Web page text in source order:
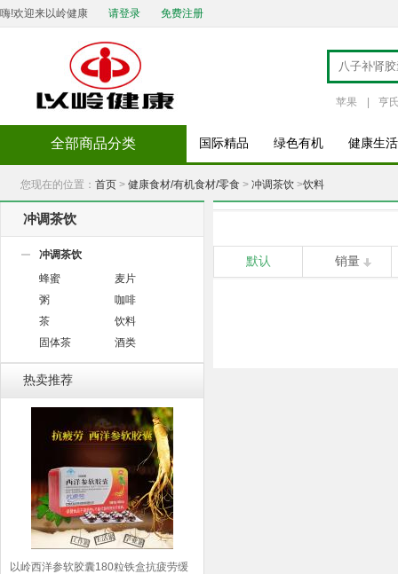
嗨!欢迎来以岭健康 请登录 免费注册
苹果 亨
全部商品分类 国际精品 绿色有机 健康生活
您现在的位置： 首页 > 健康食材/有机食材/零食 > 冲调茶饮 >饮料
冲调茶饮
冲调茶饮
蜂蜜
麦片
粥
咖啡
茶
饮料
固体茶
酒类
热卖推荐
以岭西洋参软胶囊180粒铁盒抗疲劳缓
默认 销量